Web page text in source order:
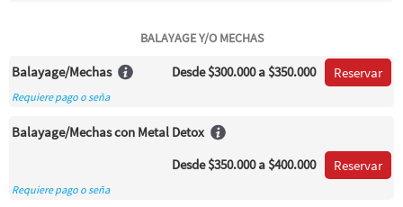
BALAYAGE Y/O MECHAS
Balayage/Mechas Desde$300.000a $350.000 Reservar
Requiere pago o seña
Balayage/Mechas con Metal Detox
Desde$350.000a $400.000 Reservar
Requiere pago o seña